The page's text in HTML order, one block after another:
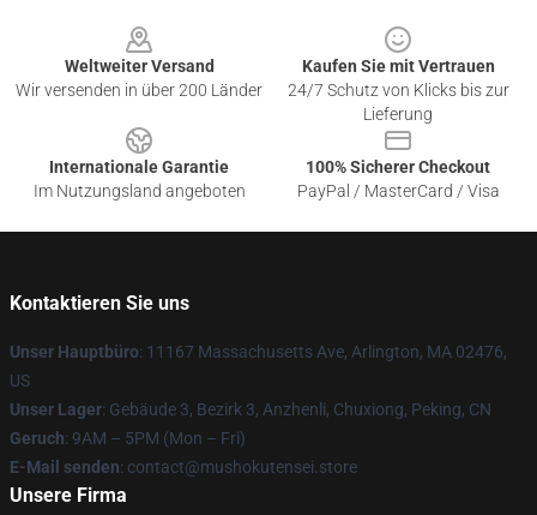
Weltweiter Versand
Wir versenden in über 200 Länder
Kaufen Sie mit Vertrauen
24/7 Schutz von Klicks bis zur
Lieferung
Internationale Garantie
Im Nutzungsland angeboten
100% Sicherer Checkout
PayPal / MasterCard / Visa
Kontaktieren Sie uns
Unser Hauptbüro: 11167 Massachusetts Ave, Arlington, MA 02476,
US
Unser Lager: Gebäude 3, Bezirk 3, Anzhenli, Chuxiong, Peking, CN
Geruch: 9AM – 5PM (Mon – Fri)
E-Mail senden: contact@mushokutensei.store
Unsere Firma